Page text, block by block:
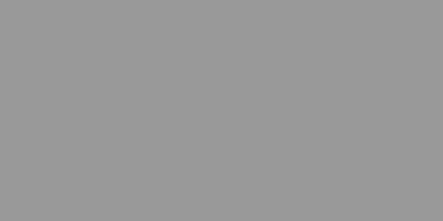
gezielt ansprechen und stärken soll, versucht das Team um den Neurologen und Neurowissenschaftler Prof. Christian Grefkes-
um im Kopf möglichst fit zu bleiben. Diese Sendung ist nach der Ausstrahlung fünf Jahre lang in der ARD Mediathek verfügbar.